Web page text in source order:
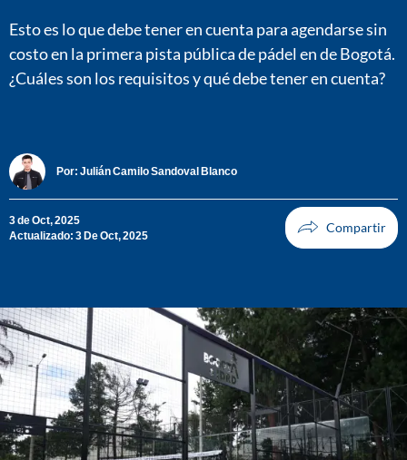
Esto es lo que debe tener en cuenta para agendarse sin
costo en la primera pista pública de pádel en de Bogotá.
¿Cuáles son los requisitos y qué debe tener en cuenta?
Por: Julián Camilo Sandoval Blanco
3 de Oct, 2025
Actualizado: 3 De Oct, 2025